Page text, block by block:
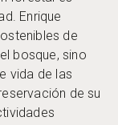
Enrique
de
bosque, sino
vida de las
de su